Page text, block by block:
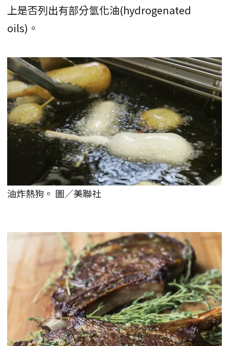
上是否列出有部分氫化油(hydrogenated
oils)。
油炸熱狗。 圖／美聯社